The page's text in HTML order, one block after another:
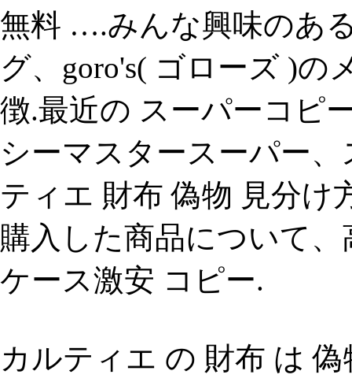
無料 ….みんな興味のあ
グ、goro's( ゴローズ )の
徴.最近の スーパーコピ
シーマスタースーパー
ティエ 財布 偽物 見分け
購入した商品について
ケース激安 コピー.
カルティエ の 財布 は